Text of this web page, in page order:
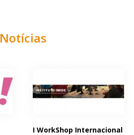
Notícias
I WorkShop Internacional